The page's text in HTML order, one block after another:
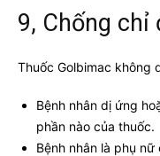
9, Chống chỉ
Thuốc Golbimac không
Bệnh nhân dị ứng
phần nào của thuốc.
Bệnh nhân là phụ